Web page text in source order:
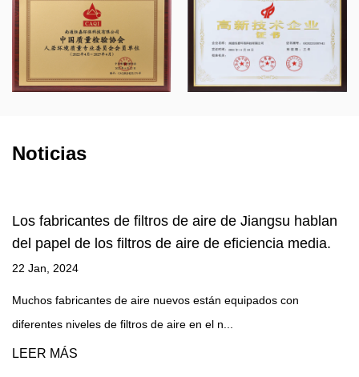
Noticias
hablan
media.
con
Participación de fábrica de filtros de
activado: Por qué la superficie